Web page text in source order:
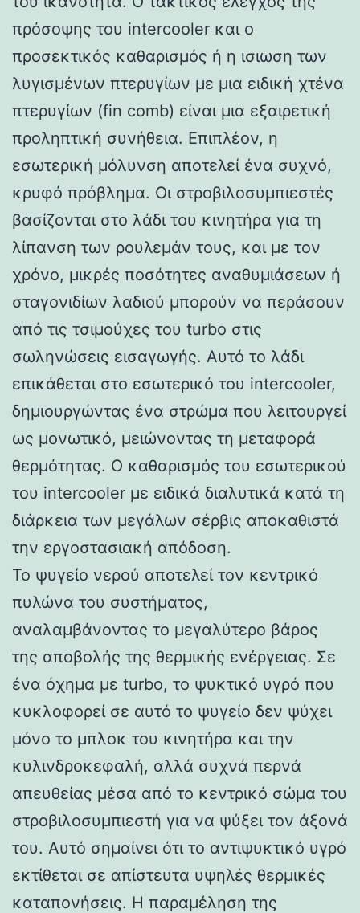
πρόσοψης του intercooler και ο
προσεκτικός καθαρισμός ή η ισιωση των
λυγισμένων πτερυγίων με μια ειδική χτένα
πτερυγίων (fin comb) είναι μια εξαιρετική
προληπτική συνήθεια. Επιπλέον, η
εσωτερική μόλυνση αποτελεί ένα συχνό,
κρυφό πρόβλημα. Οι στροβιλοσυμπιεστές
βασίζονται στο λάδι του κινητήρα για τη
λίπανση των ρουλεμάν τους, και με τον
χρόνο, μικρές ποσότητες αναθυμιάσεων ή
σταγονιδίων λαδιού μπορούν να περάσουν
από τις τσιμούχες του turbo στις
σωληνώσεις εισαγωγής. Αυτό το λάδι
επικάθεται στο εσωτερικό του intercooler,
δημιουργώντας ένα στρώμα που λειτουργεί
ως μονωτικό, μειώνοντας τη μεταφορά
θερμότητας. Ο καθαρισμός του εσωτερικού
του intercooler με ειδικά διαλυτικά κατά τη
διάρκεια των μεγάλων σέρβις αποκαθιστά
την εργοστασιακή απόδοση.
Το ψυγείο νερού αποτελεί τον κεντρικό
πυλώνα του συστήματος,
αναλαμβάνοντας το μεγαλύτερο βάρος
της αποβολής της θερμικής ενέργειας. Σε
ένα όχημα με turbo, το ψυκτικό υγρό που
κυκλοφορεί σε αυτό το ψυγείο δεν ψύχει
μόνο το μπλοκ του κινητήρα και την
κυλινδροκεφαλή, αλλά συχνά περνά
απευθείας μέσα από το κεντρικό σώμα του
στροβιλοσυμπιεστή για να ψύξει τον άξονά
του. Αυτό σημαίνει ότι το αντιψυκτικό υγρό
εκτίθεται σε απίστευτα υψηλές θερμικές
καταπονήσεις. Η παραμέληση της